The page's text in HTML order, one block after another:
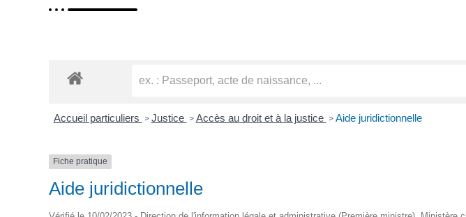
Accueil particuliers > Justice > Accès au droit et à la justice > Aide juridictionnelle
Fiche pratique
Aide juridictionnelle